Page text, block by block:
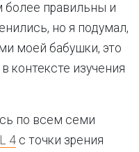
более правильны и
но я подумал,
моей бабушки, это
контексте изучения
по всем семи
4 с точки зрения